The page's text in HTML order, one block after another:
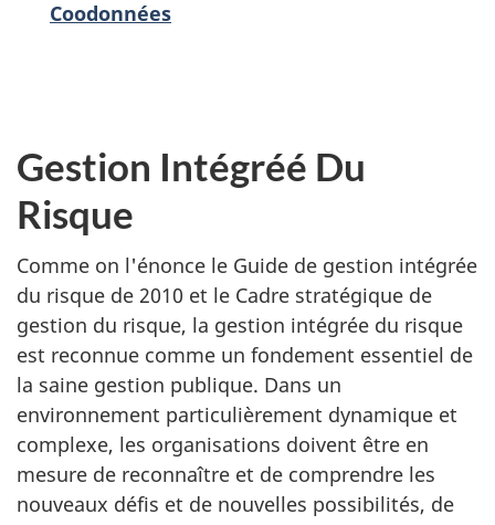
Coodonnées
Gestion Intégréé Du
Risque
Comme on l'énonce le Guide de gestion intégrée
du risque de 2010 et le Cadre stratégique de
gestion du risque, la gestion intégrée du risque
est reconnue comme un fondement essentiel de
la saine gestion publique. Dans un
environnement particulièrement dynamique et
complexe, les organisations doivent être en
mesure de reconnaître et de comprendre les
nouveaux défis et de nouvelles possibilités, de